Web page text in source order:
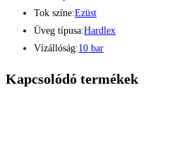
Tok színe:Ezüst
Üveg típusa:Hardlex
Vízállóság:10 bar
Kapcsolódó termékek